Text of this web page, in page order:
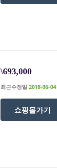
\693,000
최근수정일 2018-06-04
쇼핑몰가기